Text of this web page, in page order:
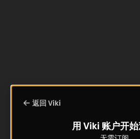
返回 Viki
用 Viki 账户开